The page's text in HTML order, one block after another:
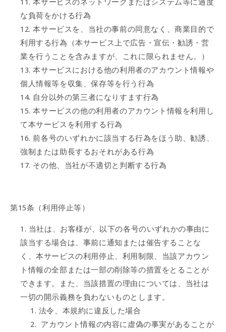
な負荷をかける行為
本サービスを、当社の事前の同意なく、商業目的で
利用する行為（本サービス上で広告・宣伝・勧誘・営
業を行うことを含みますが、これに限られません。）
本サービスにおける他の利用者のアカウント情報や
個人情報等を収集、保存等を行う行為
自分以外の第三者になりすます行為
本サービスの他の利用者のアカウント情報を利用し
て本サービスを利用する行為
前各号のいずれかに該当する行為をほう助、勧誘、
強制または助長するおそれがある行為
その他、当社が不適切と判断する行為
第15条（利用停止等）
当社は、お客様が、以下の各号のいずれかの事由に
該当する場合は、事前に通知または催告することな
く、本サービスの利用停止、利用制限、当該アカウン
ト情報の全部または一部の削除等の措置をとることが
できます。また、当該措置の理由については、当社は
一切の開示義務を負わないものとします。
法令、本規約に違反した場合
アカウント情報の内容に虚偽の事実があることが